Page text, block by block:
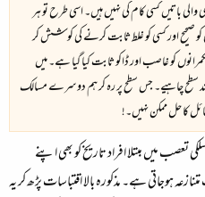
باتیں کسی کام کی نہیں ہیں۔ اسی طرح تو ہر
صحیح اور کسی کو غلط ثابت کرنے کی کوشش کر
کو غاصب اور ڈاکو ثابت کیا گیا ہے۔ میں
سطح چاہیے۔ جس سطح پر رہ کر ہم دوسرے مسالک
کا حل ممکن نہیں۔!
میں مبتلا افراد تاریخ کو بھی اپنے
ہوجاتی ہے۔ مذکورہ بالا اقتباسات پڑھ کر یہ